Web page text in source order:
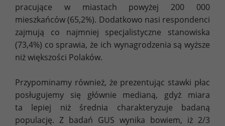
pracujące w miastach powyżej 200 000
mieszkańców (65,2%). Dodatkowo nasi respondenci
zajmują co najmniej specjalistyczne stanowiska
(73,4%) co sprawia, że ich wynagrodzenia są wyższe
niż większości Polaków.
Przypominamy również, że prezentując stawki płac
posługujemy się głównie medianą, gdyż miara
ta lepiej niż średnia charakteryzuje badaną
populację. Z badań GUS wynika bowiem, iż 2/3